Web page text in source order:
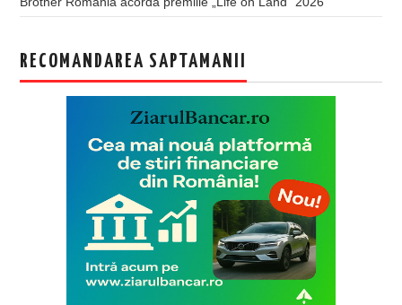
RECOMANDAREA SAPTAMANII